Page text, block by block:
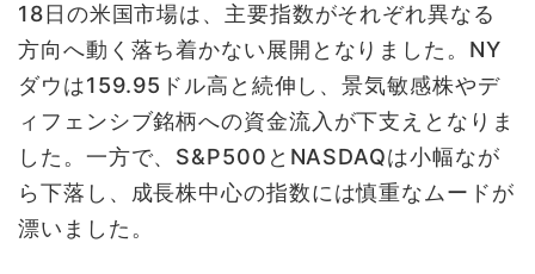
18日の米国市場は、主要指数がそれぞれ異なる
方向へ動く落ち着かない展開となりました。NY
ダウは159.95ドル高と続伸し、景気敏感株やデ
ィフェンシブ銘柄への資金流入が下支えとなりま
した。一方で、S&P500とNASDAQは小幅なが
ら下落し、成長株中心の指数には慎重なムードが
漂いました。